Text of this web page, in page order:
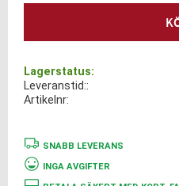
Lagerstatus
Artikelnr
Leveranstid:
SNABB LEVERANS
INGA AVGIFTER